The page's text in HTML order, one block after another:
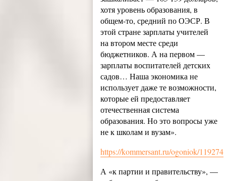
хотя уровень образования, в
общем-то, средний по ОЭСР. В
этой стране зарплаты учителей
на втором месте среди
бюджетников. А на первом —
зарплаты воспитателей детских
садов… Наша экономика не
использует даже те возможности,
которые ей предоставляет
отечественная система
образования. Но это вопросы уже
не к школам и вузам».
https://kommersant.ru/ogoniok/119274
А «к партии и правительству», —